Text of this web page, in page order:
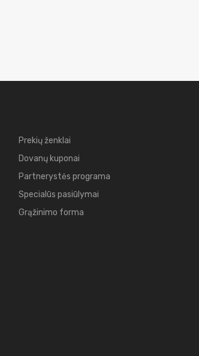
Prekių ženklai
Dovanų kuponai
Partnerystės programa
Specialūs pasiūlymai
Grąžinimo forma